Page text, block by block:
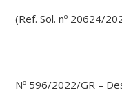
(Ref. Sol. nº 20624/
Nº 596/2022/GR –